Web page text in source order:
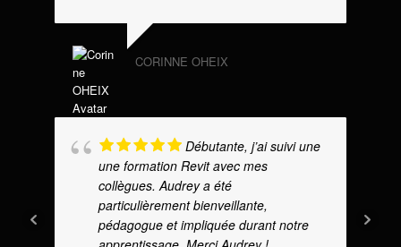
CORINNE OHEIX
Débutante, j’ai suivi une
une formation Revit avec mes
collègues. Audrey a été
particulièrement bienveillante,
pédagogue et impliquée durant notre